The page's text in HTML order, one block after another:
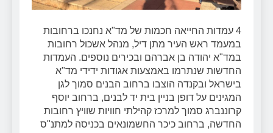
4 עמדות החייאה חכמות של מד"א נחנכו ברחובות
במעמד ראש העיר מתן דיל, מנהל אשכול רחובות
במד"א יהודה בן אברהם ובכירים נוספים. העמדות
החדשות שנתרמו באמצעות אגודות ידידי מד"א
בישראל ובקנדה הוצבו ברחוב הבנים סמוך לגן
המגינים על דופן בניין בית יד לבנים, ברחוב יוסף
קרוננברג סמוך למרכז קהילתי חוויות שוויץ רחובות
החדשה, ברחוב כיכר החשמונאים בכניסה למתנ"ס